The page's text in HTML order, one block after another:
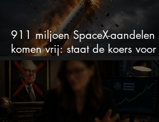
911 miljoen SpaceX-aandelen
komen vrij: staat de koers voor
een nieuwe crash?